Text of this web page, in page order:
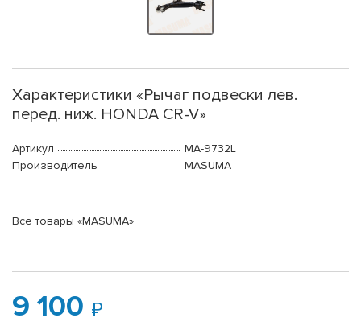
Характеристики «Рычаг подвески лев.
перед. ниж. HONDA CR-V»
Артикул
MA-9732L
Производитель
MASUMA
Все товары «MASUMA»
9 100